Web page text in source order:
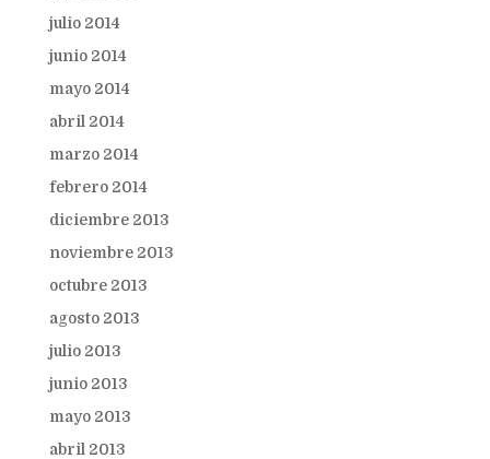
julio 2014
junio 2014
mayo 2014
abril 2014
marzo 2014
febrero 2014
diciembre 2013
noviembre 2013
octubre 2013
agosto 2013
julio 2013
junio 2013
mayo 2013
abril 2013